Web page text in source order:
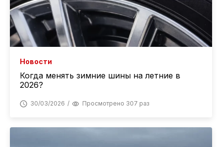
Новости
Когда менять зимние шины на летние в
2026?
30/03/2026 Просмотрено 307 раз